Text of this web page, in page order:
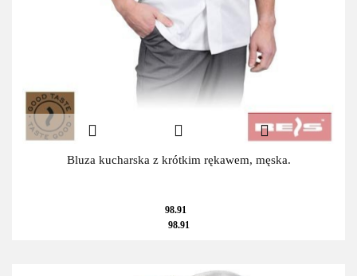
Bluza kucharska z krótkim rękawem, męska.
98.91
98.91